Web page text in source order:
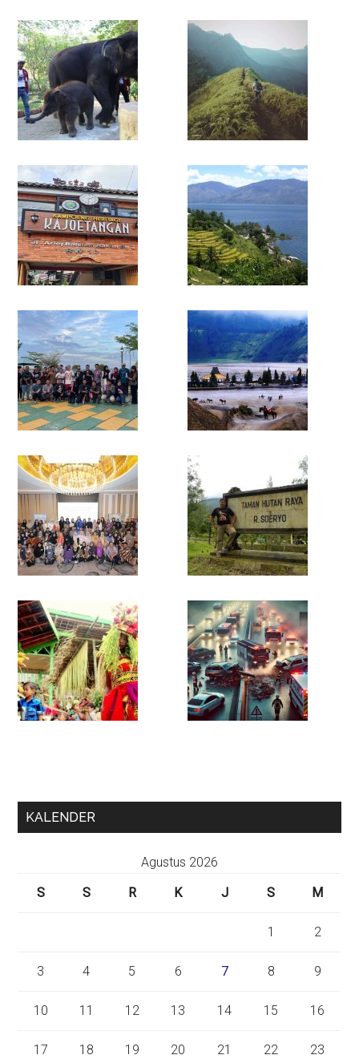
KALENDER
Agustus 2026
S
S R K J S M
1 2
3 4 5 6 7 8 9
10 11 12 13 14 15 16
17 18 19 20 21 22 23